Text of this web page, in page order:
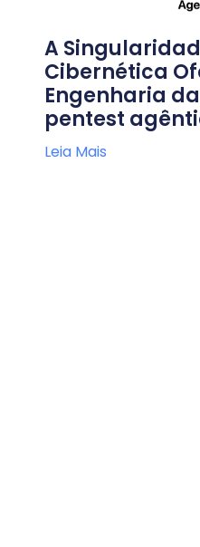
A
Cibernética
Engenharia
pentest
Leia Mais